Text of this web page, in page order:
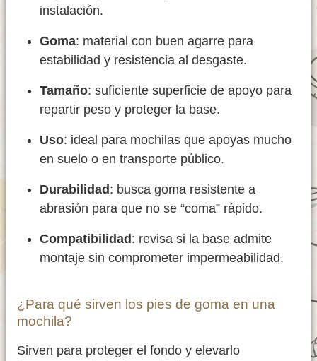
instalación.
Goma: material con buen agarre para
estabilidad y resistencia al desgaste.
Tamaño: suficiente superficie de apoyo para
repartir peso y proteger la base.
Uso: ideal para mochilas que apoyas mucho
en suelo o en transporte público.
Durabilidad : busca goma resistente a
abrasión para que no se “coma” rápido.
Compatibilidad : revisa si la base admite
montaje sin comprometer impermeabilidad.
¿Para qué sirven los pies de goma en una
mochila?
Sirven para proteger el fondo y elevarlo